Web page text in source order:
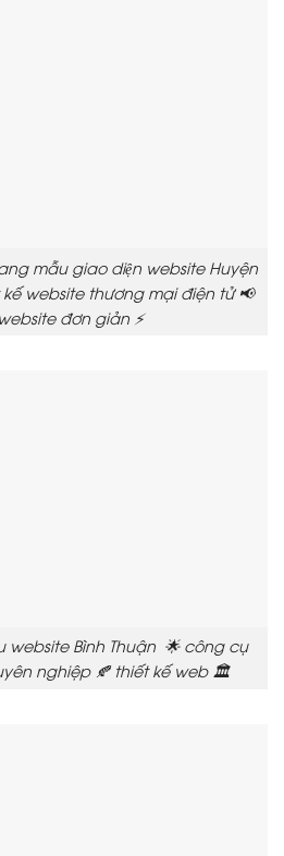
mẫu giao diện website Huyện
website thương mại điện tử 📢
đơn giản ⚡
website Bình Thuận 🌟 công cụ
nghiệp 🍂 thiết kế web 🏛️